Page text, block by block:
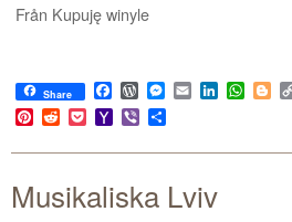
Från Kupuję winyle
Share Facebook
WordPress
Messenger
EmailLinkedIn
Pinterest
RedditPocketYahoo
Mail
Viber
Musikaliska Lviv